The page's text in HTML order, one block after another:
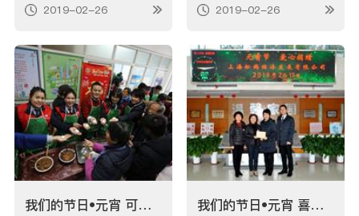
为方便客户并提供良好的安
的发生，现特将我园清明市
民出行情况告知如下： 今
年清明祭扫活动的人流车流
高峰时段主要在3月23日至
4月…
2019-02-26
要求，我园特将有关事项为
请查看墓穴的维护费是否到
期，地址电话是否已更改，
如已到期或已更改，请带好
墓穴证书及身份证到我园业
务室办理…
2019-02-26
我们的节日•元宵 可口汤圆庆元宵 社区共建传温情 我们的节日•元宵 喜庆元宵共佳节 公益爱心传真情——松鹤公司元宵节公益爱心共建活动